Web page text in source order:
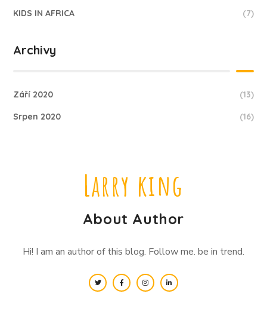
KIDS IN AFRICA (7)
Archivy
Září 2020 (13)
Srpen 2020 (16)
Larry king
About Author
Hi! I am an author of this blog. Follow me. be in trend.